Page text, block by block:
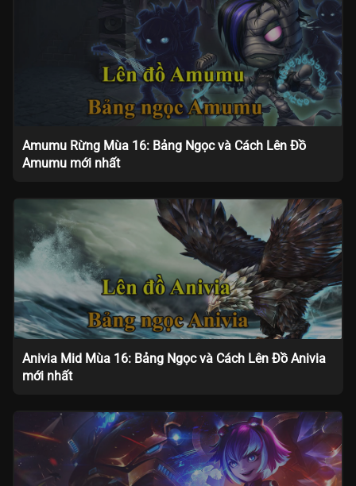
Amumu Rừng Mùa 16: Bảng Ngọc và Cách Lên Đồ
Amumu mới nhất
Anivia Mid Mùa 16: Bảng Ngọc và Cách Lên Đồ Anivia
mới nhất